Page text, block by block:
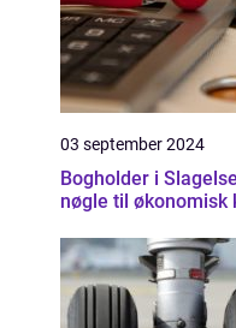
03 september 2024
Bogholder i
nøgle til økonomisk